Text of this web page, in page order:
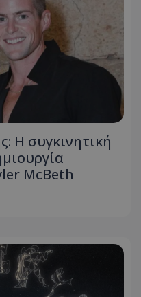
Η συγκινητική
McBeth